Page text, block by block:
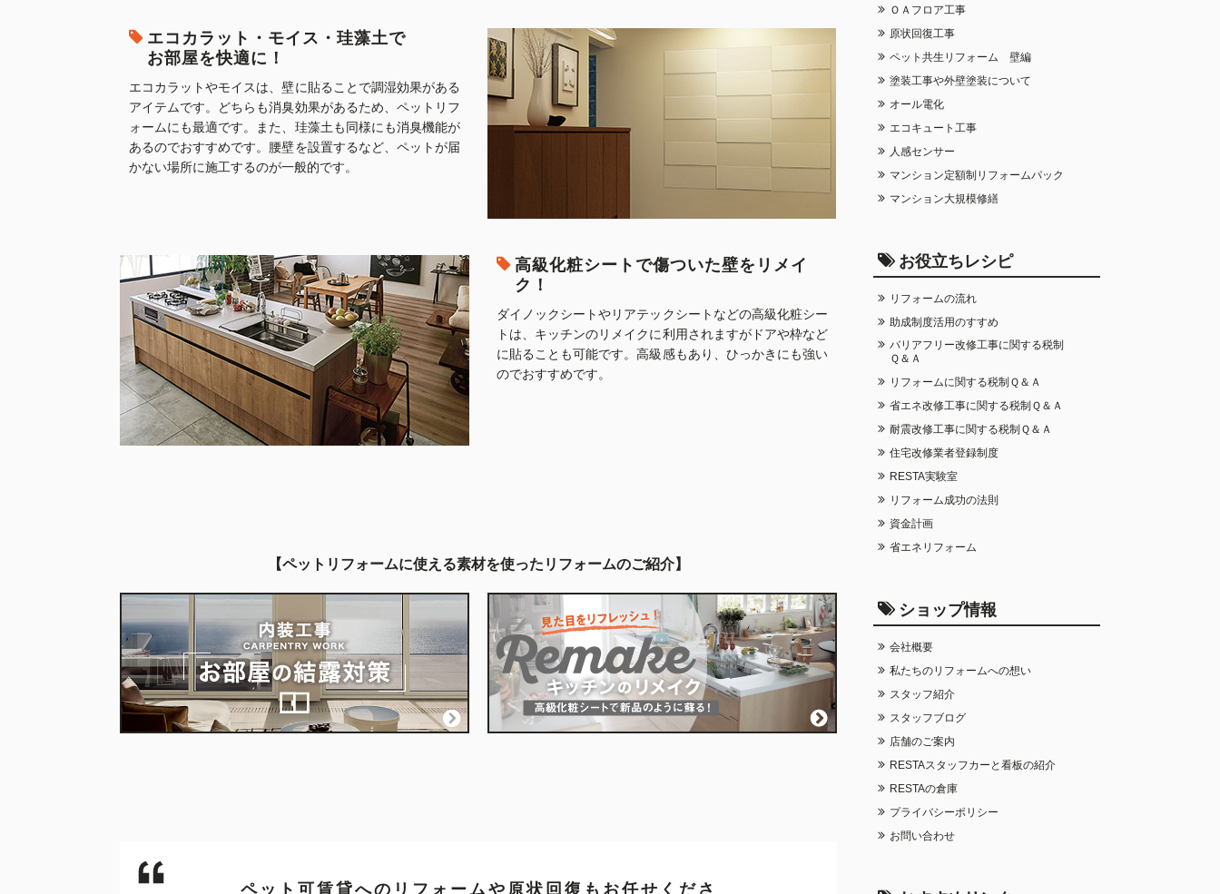
エコカラット・モイス・珪藻土で
お部屋を快適に！
エコカラットやモイスは、壁に貼ることで調湿効果がある
アイテムです。どちらも消臭効果があるため、ペットリフ
ォームにも最適です。また、珪藻土も同様にも消臭機能が
あるのでおすすめです。腰壁を設置するなど、ペットが届
かない場所に施工するのが一般的です。
高級化粧シートで傷ついた壁をリメイ
ク！
ダイノックシートやリアテックシートなどの高級化粧シー
トは、キッチンのリメイクに利用されますがドアや枠など
に貼ることも可能です。高級感もあり、ひっかきにも強い
のでおすすめです。
ペットリフォームに使える素材を使ったリフォームのご紹介
ペット可賃貸へのリフォームや原状回復もお任せくださ
ＯＡフロア工事
原状回復工事
ペット共生リフォーム 壁編
塗装工事や外壁塗装について
オール電化
エコキュート工事
人感センサー
マンション定額制リフォームパック
マンション大規模修繕
お役立ちレシピ
リフォームの流れ
助成制度活用のすすめ
バリアフリー改修工事に関する税制
Ｑ＆Ａ
リフォームに関する税制Ｑ＆Ａ
省エネ改修工事に関する税制Ｑ＆Ａ
耐震改修工事に関する税制Ｑ＆Ａ
住宅改修業者登録制度
RESTA実験室
リフォーム成功の法則
資金計画
省エネリフォーム
ショップ情報
会社概要
私たちのリフォームへの想い
スタッフ紹介
スタッフブログ
店舗のご案内
RESTAスタッフカーと看板の紹介
RESTAの倉庫
プライバシーポリシー
お問い合わせ